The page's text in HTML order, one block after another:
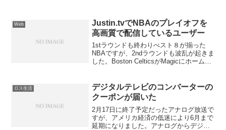
Web
Justin.tvでNBAのプレイオフを
高画質で配信しているユーザー
1stラウンドも終わりべスト８が揃った
NBAですが、2ndラウンドも波乱が起きま
した。Boston CelticsがMagicにホームで
Caval...
ロス生活
デジタルテレビのコンバーターの
クーポンが届いた
2月17日に終了予定だったアナログ放送で
すが、アメリカ経済の低迷により6月まで
延期になりました。アナログからデジタ